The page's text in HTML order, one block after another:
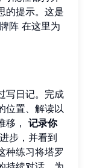
的提示。这是
阵 在这里为
写日记。完成
位置、解读以
移， 记录你
步，并看到
种练习将塔罗